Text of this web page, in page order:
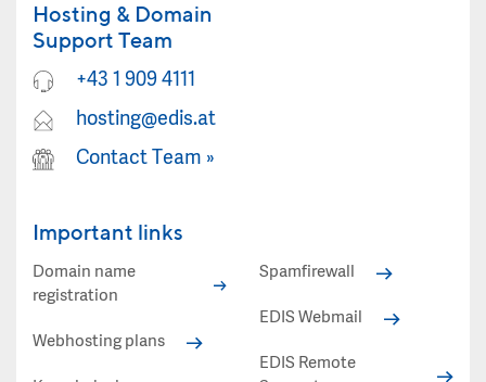
Hosting & Domain
Support Team
+43 1 909 4111
hosting@edis.at
Contact Team »
Important links
Domain name
registration
Webhosting plans
Spamfirewall
EDIS Webmail
EDIS Remote